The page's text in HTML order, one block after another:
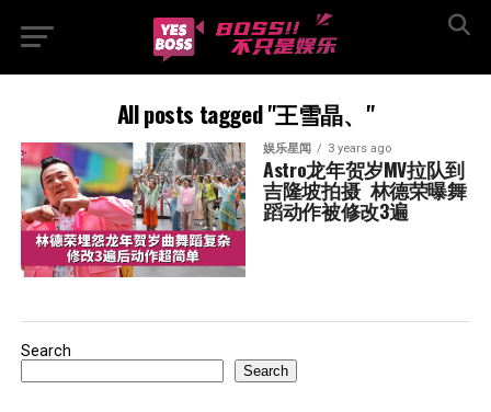
All posts tagged "王雪晶、"
娱乐星闻 3 years ago
Astro龙年贺岁MV拉队到
吉隆坡拍摄  林德荣曝舞
蹈动作被修改3遍
Search
Search